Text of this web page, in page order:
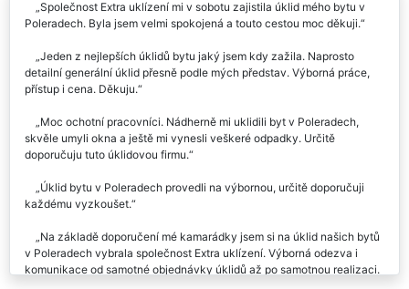
Společnost Extra uklízení mi v sobotu zajistila úklid mého bytu v
Poleradech. Byla jsem velmi spokojená a touto cestou moc děkuji.
Jeden z nejlepších úklidů bytu jaký jsem kdy zažila. Naprosto
detailní generální úklid přesně podle mých představ. Výborná práce,
přístup i cena. Děkuju.
Moc ochotní pracovníci. Nádherně mi uklidili byt v Poleradech,
skvěle umyli okna a ještě mi vynesli veškeré odpadky. Určitě
doporučuju tuto úklidovou firmu.
Úklid bytu v Poleradech provedli na výbornou, určitě doporučuji
každému vyzkoušet.
Na základě doporučení mé kamarádky jsem si na úklid našich bytů
v Poleradech vybrala společnost Extra uklízení. Výborná odezva i
komunikace od samotné objednávky úklidů až po samotnou realizaci.